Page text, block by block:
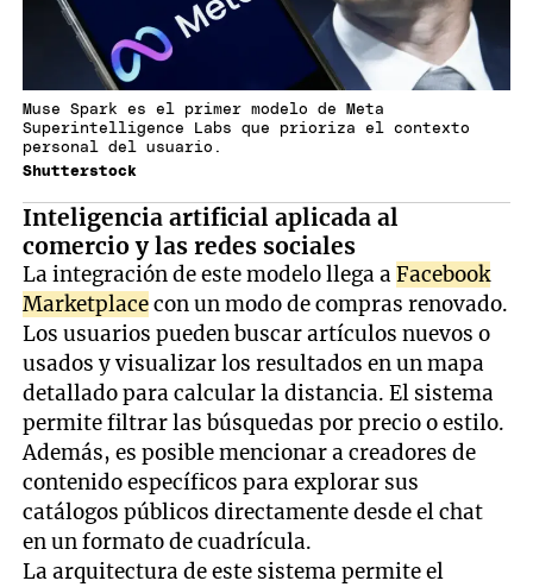
Muse Spark es el primer modelo de Meta
Superintelligence Labs que prioriza el contexto
personal del usuario.
Shutterstock
Inteligencia artificial aplicada al
comercio y las redes sociales
La integración de este modelo llega aFacebook
Marketplacecon un modo de compras renovado.
Los usuarios pueden buscar artículos nuevos o
usados y visualizar los resultados en un mapa
detallado para calcular la distancia. El sistema
permite filtrar las búsquedas por precio o estilo.
Además, es posible mencionar a creadores de
contenido específicos para explorar sus
catálogos públicos directamente desde el chat
en un formato de cuadrícula.
La arquitectura de este sistema permite el